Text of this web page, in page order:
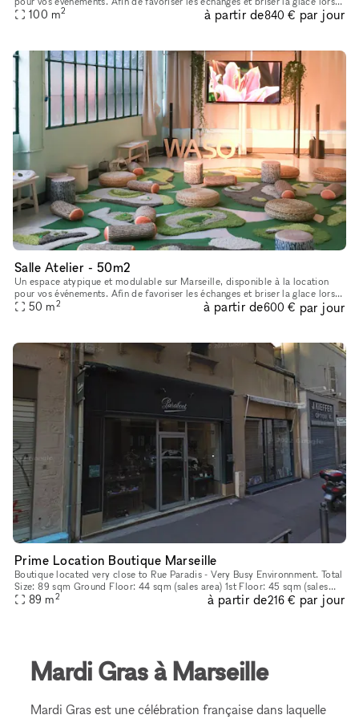
des rencontres entre les clients, partenaires ou co
100 m2 à partir de840 € par jour
Salle Atelier - 50m2
Un espace atypique et modulable sur Marseille, disponible à la location
pour vos événements. Afin de favoriser les échanges et briser la glace lors
des rencontres entre les clients, partenaires ou co
50 m2 à partir de600 € par jour
Prime Location Boutique Marseille
Boutique located very close to Rue Paradis - Very Busy Environnment. Total
Size: 89 sqm Ground Floor: 44 sqm (sales area) 1st Floor: 45 sqm (sales
use possible)
89 m2 à partir de216 € par jour
Mardi Gras à Marseille
Mardi Gras est une célébration française dans laquelle